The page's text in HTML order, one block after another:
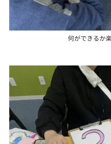
何ができるか楽し